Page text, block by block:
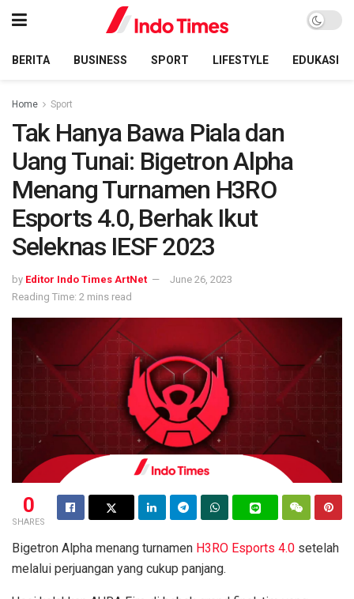
BERITA BUSINESS SPORT LIFESTYLE EDUKASI
Home Sport
Tak Hanya Bawa Piala dan
Uang Tunai: Bigetron Alpha
Menang Turnamen H3RO
Esports 4.0, Berhak Ikut
Seleknas IESF 2023
by Editor Indo Times ArtNet
June 26, 2023
Reading Time: 2 mins read
0
SHARES
Bigetron Alpha menang turnamen H3RO Esports 4.0 setelah
melalui perjuangan yang cukup panjang.